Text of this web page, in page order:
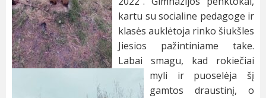
kartu su socialine pedagoge ir
klasės auklėtoja rinko šiukšles
Jiesios pažintiniame take.
Labai smagu, kad rokiečiai
myli ir puoselėja šį
gamtos draustinį, o